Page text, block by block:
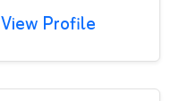
View Profile